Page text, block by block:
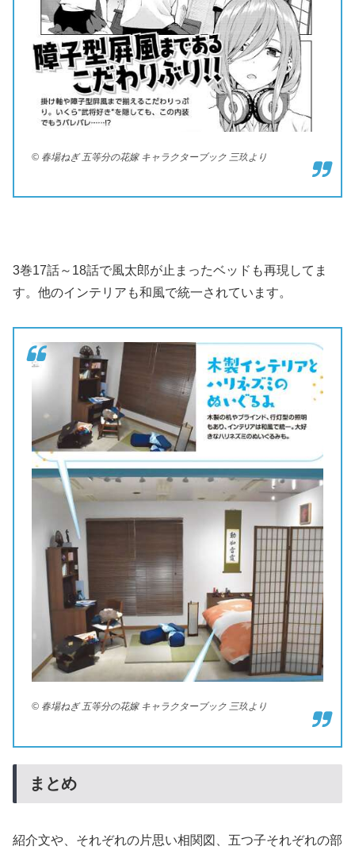
© 春場ねぎ 五等分の花嫁 キャラクターブック 三玖より
3巻17話～18話で風太郎が止まったベッドも再現してま
す。他のインテリアも和風で統一されています。
© 春場ねぎ 五等分の花嫁 キャラクターブック 三玖より
まとめ
紹介文や、それぞれの片思い相関図、五つ子それぞれの部